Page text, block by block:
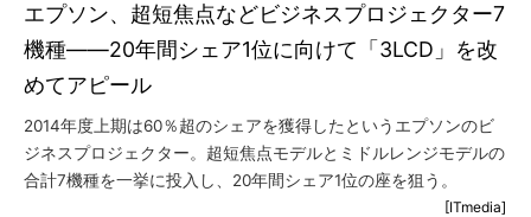
エプソン、超短焦点などビジネスプロジェクター7
機種――20年間シェア1位に向けて「3LCD」を改
めてアピール
2014年度上期は60％超のシェアを獲得したというエプソンのビ
ジネスプロジェクター。超短焦点モデルとミドルレンジモデルの
合計7機種を一挙に投入し、20年間シェア1位の座を狙う。
[ITmedia]